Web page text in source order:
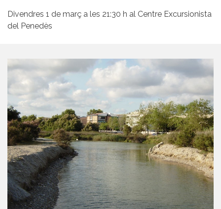
Divendres 1 de març a les 21:30 h al Centre Excursionista
del Penedès